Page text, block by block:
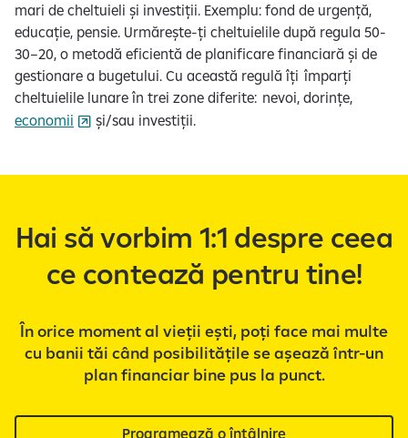
mari de cheltuieli și investiții. Exemplu: fond de urgență,
educație, pensie. Urmărește-ți cheltuielile după regula 50-
30–20, o metodă eficientă de planificare financiară și de
gestionare a bugetului. Cu această regulă îți împarți
cheltuielile lunare în trei zone diferite: nevoi, dorințe,
economii
și/sau investiții.
Hai să vorbim 1:1 despre ceea
ce contează pentru tine!
În orice moment al vieții ești, poți face mai multe
cu banii tăi când posibilitățile se așează într-un
plan financiar bine pus la punct.
Programează o întâlnire